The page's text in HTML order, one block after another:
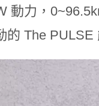
動力，
的 The PULSE